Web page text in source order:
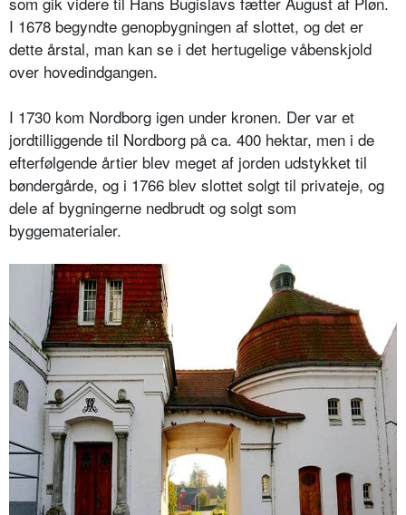
I 1678 begyndte genopbygningen af slottet, og det er
dette årstal, man kan se i det hertugelige våbenskjold
over hovedindgangen.
I 1730 kom Nordborg igen under kronen. Der var et
jordtilliggende til Nordborg på ca. 400 hektar, men i de
efterfølgende årtier blev meget af jorden udstykket til
bøndergårde, og i 1766 blev slottet solgt til privateje, og
dele af bygningerne nedbrudt og solgt som
byggematerialer.